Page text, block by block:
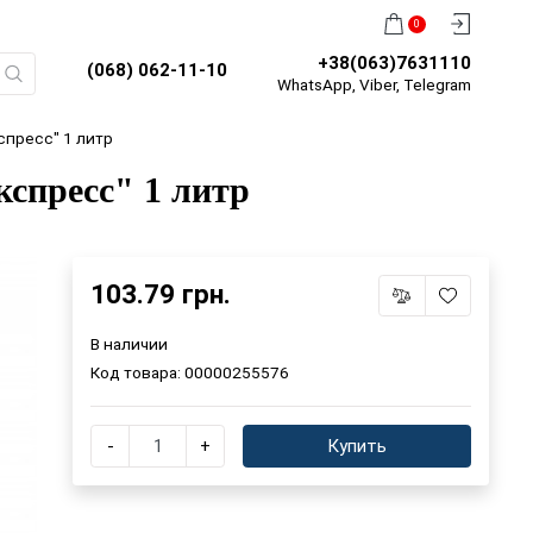
(068) 062-11-10
0
+38(063)7631110
WhatsApp, Viber, Telegram
1 литр
1 литр
103.79 грн.
В наличии
Код товара: 00000255576
- + Купить